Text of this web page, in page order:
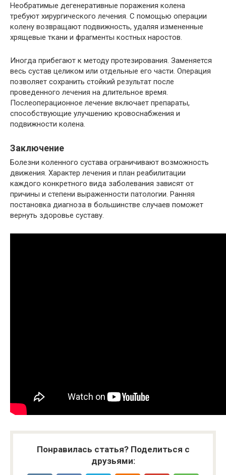
Необратимые дегенеративные поражения колена
требуют хирургического лечения. С помощью операции
колену возвращают подвижность, удаляя измененные
хрящевые ткани и фрагменты костных наростов.
Иногда прибегают к методу протезирования. Заменяется
весь сустав целиком или отдельные его части. Операция
позволяет сохранить стойкий результат после
проведенного лечения на длительное время.
Послеоперационное лечение включает препараты,
способствующие улучшению кровоснабжения и
подвижности колена.
Заключение
Болезни коленного сустава ограничивают возможность
движения. Характер лечения и план реабилитации
каждого конкретного вида заболевания зависят от
причины и степени выраженности патологии. Ранняя
постановка диагноза в большинстве случаев поможет
вернуть здоровье суставу.
Понравилась статья? Поделиться с
друзьями: